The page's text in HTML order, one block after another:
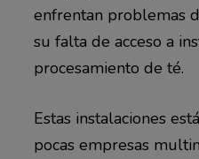
enfrentan problemas
su falta de acceso a
procesamiento de té.
Estas instalaciones
pocas empresas